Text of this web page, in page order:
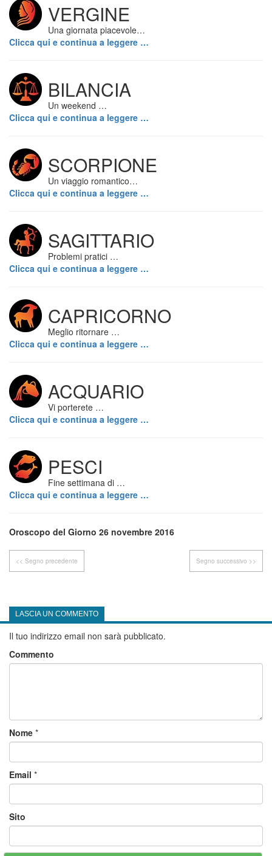
VERGINE
Una giornata piacevole…
Clicca qui e continua a leggere …
BILANCIA
Un weekend …
Clicca qui e continua a leggere …
SCORPIONE
Un viaggio romantico…
Clicca qui e continua a leggere …
SAGITTARIO
Problemi pratici …
Clicca qui e continua a leggere …
CAPRICORNO
Meglio ritornare …
Clicca qui e continua a leggere …
ACQUARIO
Vi porterete …
Clicca qui e continua a leggere …
PESCI
Fine settimana di …
Clicca qui e continua a leggere …
Oroscopo del Giorno 26 novembre 2016
<< Segno precedente Segno successivo >>
LASCIA UN COMMENTO
Il tuo indirizzo email non sarà pubblicato.
Commento
Nome *
Email *
Sito